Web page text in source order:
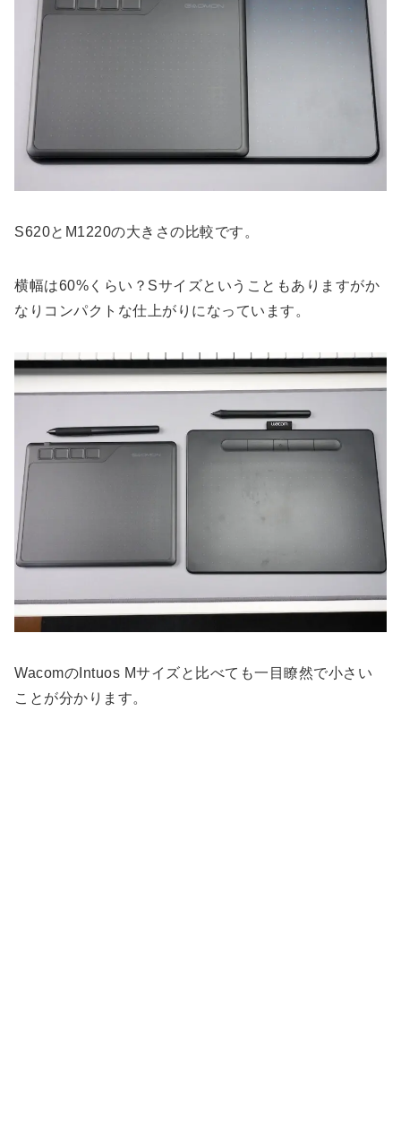
S620とM1220の大きさの比較です。
横幅は60%くらい？Sサイズということもありますがか
なりコンパクトな仕上がりになっています。
WacomのIntuos Mサイズと比べても一目瞭然で小さい
ことが分かります。